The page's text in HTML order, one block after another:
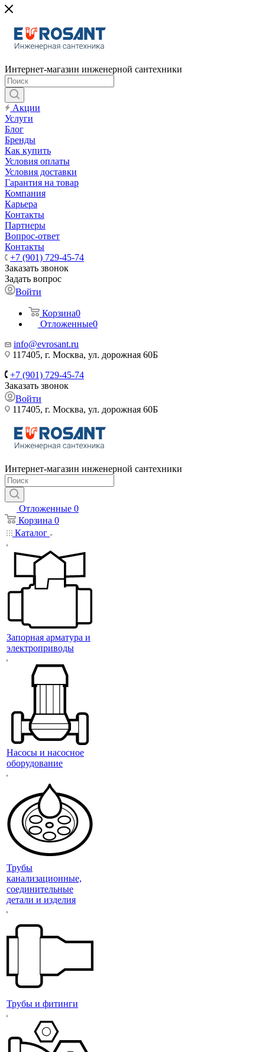
Интернет-магазин инженерной сантехники
Акции
Услуги
Блог
Бренды
Как купить
Условия оплаты
Условия доставки
Гарантия на товар
Компания
Карьера
Контакты
Партнеры
Вопрос-ответ
Контакты
+7 (901) 729-45-74
Заказать звонок
Задать вопрос
Войти
Корзина0
Отложенные0
info@evrosant.ru
117405, г. Москва, ул. дорожная 60Б
+7 (901) 729-45-74
Заказать звонок
Войти
117405, г. Москва, ул. дорожная 60Б
Интернет-магазин инженерной сантехники
Отложенные 0
Корзина 0
Каталог
Запорная арматура и
электроприводы
Насосы и насосное
оборудование
Трубы
канализационные,
соединительные
детали и изделия
Трубы и фитинги